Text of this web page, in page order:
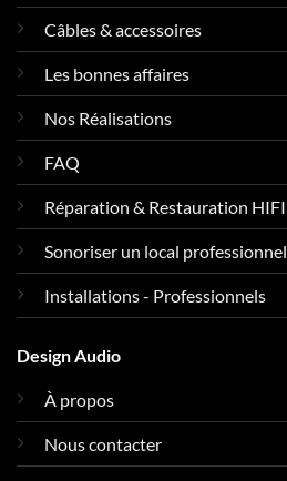
Câbles & accessoires
Les bonnes affaires
Nos Réalisations
FAQ
Réparation & Restauration HIFI
Sonoriser un local professionnel
Installations - Professionnels
Design Audio
À propos
Nous contacter